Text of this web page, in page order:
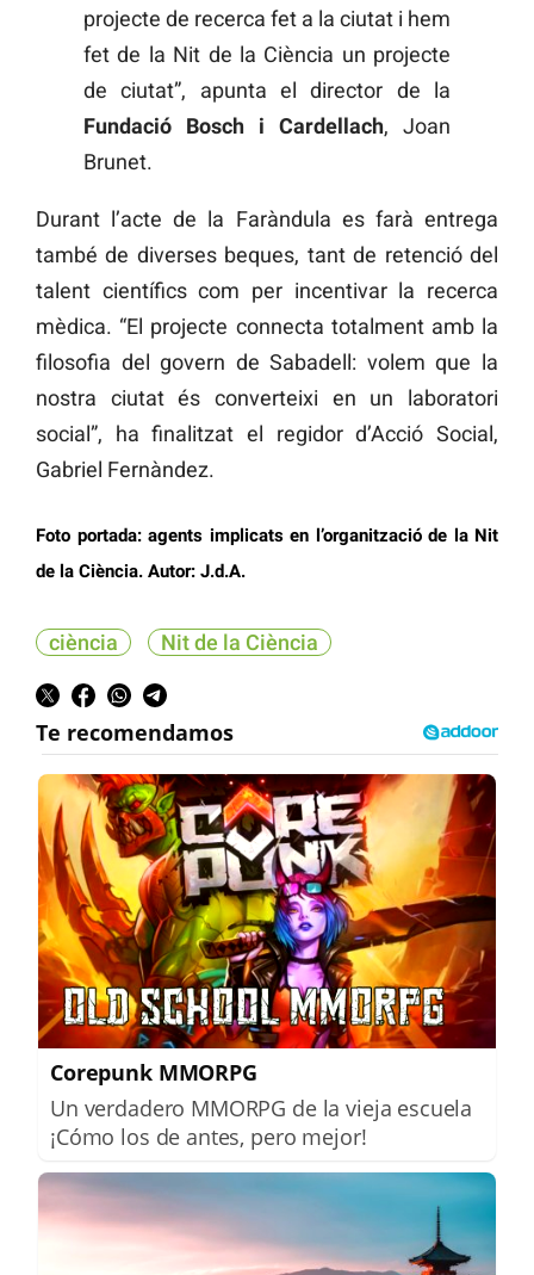
projecte de recerca fet a la ciutat i hem
fet de la Nit de la Ciència un projecte
de ciutat”, apunta el director de la
Fundació Bosch i Cardellach, Joan
Brunet.
Durant l’acte de la Faràndula es farà entrega
també de diverses beques, tant de retenció del
talent científics com per incentivar la recerca
mèdica. “El projecte connecta totalment amb la
filosofia del govern de Sabadell: volem que la
nostra ciutat és converteixi en un laboratori
social”, ha finalitzat el regidor d’Acció Social,
Gabriel Fernàndez.
Foto portada: agents implicats en l’organització de la Nit
de la Ciència. Autor: J.d.A.
ciència Nit de la Ciència
Corepunk MMORPG
Un verdadero MMORPG de la vieja escuela
¡Cómo los de antes, pero mejor!